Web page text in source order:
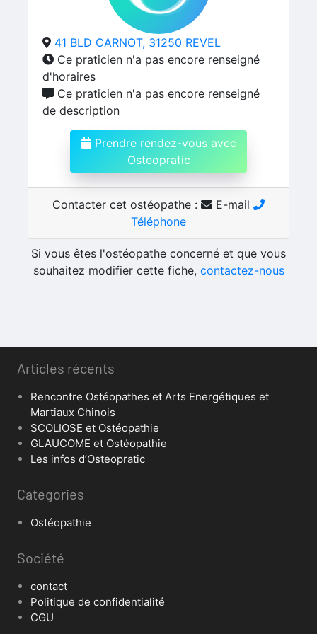
41 BLD CARNOT, 31250 REVEL
Ce praticien n'a pas encore renseigné
d'horaires
Ce praticien n'a pas encore renseigné
de description
Prendre rendez-vous avec
Osteopratic
Contacter cet ostéopathe :
E-mail
Téléphone
Si vous êtes l'ostéopathe concerné et que vous
souhaitez modifier cette fiche, contactez-nous
Articles récents
Rencontre Ostéopathes et Arts Energétiques et
Martiaux Chinois
SCOLIOSE et Ostéopathie
GLAUCOME et Ostéopathie
Les infos d’Osteopratic
Categories
Ostéopathie
Société
contact
Politique de confidentialité
CGU